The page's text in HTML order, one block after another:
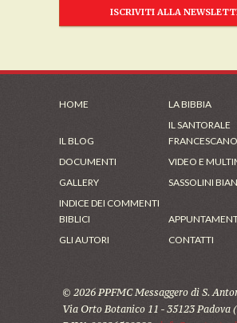
ISCRIVITI ALLA
HOME LA BIBBIA
IL BLOG
IL SANTORALE
FRANCESCANO
DOCUMENTI
VIDEO E
GALLERY
SASSOLINI
INDICE DEI COMMENTI
BIBLICI
GLI AUTORI
CONTATTI
© 2026 PPFMC Messaggero di S.
Via Orto Botanico 11 - 35123 Padova